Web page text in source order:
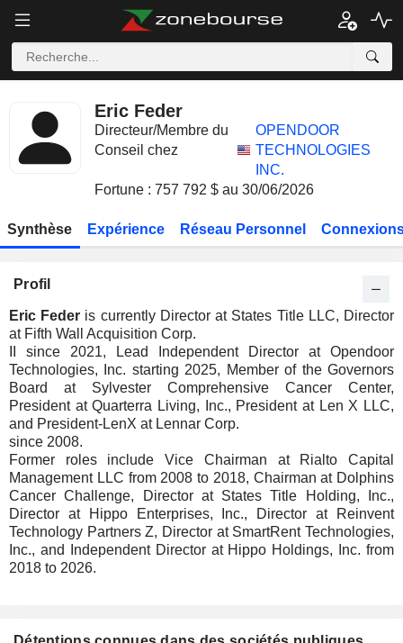
Eric Feder
Directeur/Membre du
Conseil chez
OPENDOOR
TECHNOLOGIES
INC.
Fortune : 757 792 $ au 30/06/2026
Synthèse Expérience Réseau Personnel
Profil
Eric Feder is currently Director at States Title LLC, Director
at Fifth Wall Acquisition Corp.
II since 2021, Lead Independent Director at Opendoor
Technologies, Inc. starting 2025, Member of the Governors
Board at Sylvester Comprehensive Cancer Center,
President at Quarterra Living, Inc., President at Len X LLC,
and President-LenX at Lennar Corp.
since 2008.
Former roles include Vice Chairman at Rialto Capital
Management LLC from 2008 to 2018, Chairman at Dolphins
Cancer Challenge, Director at States Title Holding, Inc.,
Director at Hippo Enterprises, Inc., Director at Reinvent
Technology Partners Z, Director at SmartRent Technologies,
Inc., and Independent Director at Hippo Holdings, Inc. from
2018 to 2026.